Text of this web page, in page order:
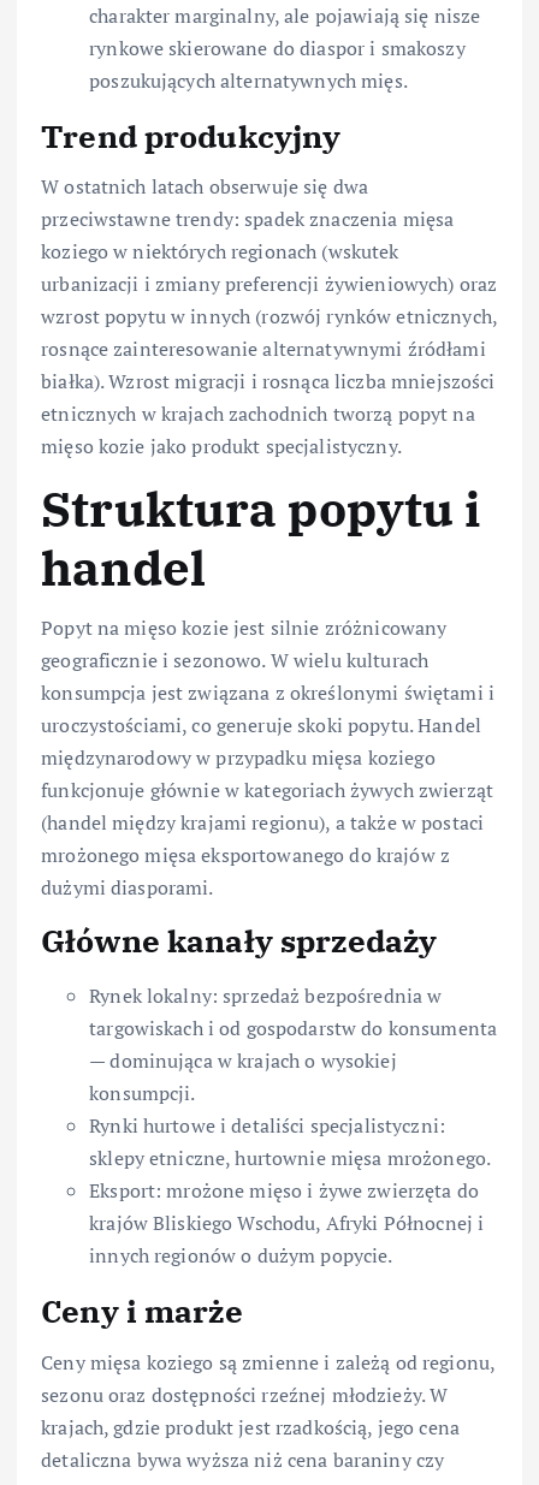
charakter marginalny, ale pojawiają się nisze
rynkowe skierowane do diaspor i smakoszy
poszukujących alternatywnych mięs.
Trend produkcyjny
W ostatnich latach obserwuje się dwa
przeciwstawne trendy: spadek znaczenia mięsa
koziego w niektórych regionach (wskutek
urbanizacji i zmiany preferencji żywieniowych) oraz
wzrost popytu w innych (rozwój rynków etnicznych,
rosnące zainteresowanie alternatywnymi źródłami
białka). Wzrost migracji i rosnąca liczba mniejszości
etnicznych w krajach zachodnich tworzą popyt na
mięso kozie jako produkt specjalistyczny.
Struktura popytu i
handel
Popyt na mięso kozie jest silnie zróżnicowany
geograficznie i sezonowo. W wielu kulturach
konsumpcja jest związana z określonymi świętami i
uroczystościami, co generuje skoki popytu. Handel
międzynarodowy w przypadku mięsa koziego
funkcjonuje głównie w kategoriach żywych zwierząt
(handel między krajami regionu), a także w postaci
mrożonego mięsa eksportowanego do krajów z
dużymi diasporami.
Główne kanały sprzedaży
Rynek lokalny: sprzedaż bezpośrednia w
targowiskach i od gospodarstw do konsumenta
— dominująca w krajach o wysokiej
konsumpcji.
Rynki hurtowe i detaliści specjalistyczni:
sklepy etniczne, hurtownie mięsa mrożonego.
Eksport: mrożone mięso i żywe zwierzęta do
krajów Bliskiego Wschodu, Afryki Północnej i
innych regionów o dużym popycie.
Ceny i marże
Ceny mięsa koziego są zmienne i zależą od regionu,
sezonu oraz dostępności rzeźnej młodzieży. W
krajach, gdzie produkt jest rzadkością, jego cena
detaliczna bywa wyższa niż cena baraniny czy